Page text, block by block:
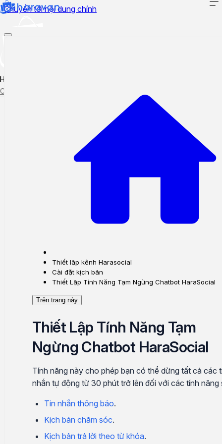
Chuyển tới nội dung chính
Hướng dẫn sử dụng
Cập nhật tính năng mới
Thiết lập kênh Harasocial
Cài đặt kịch bản
Thiết Lập Tính Năng Tạm Ngừng Chatbot HaraSocial
Trên trang này
Thiết Lập Tính Năng Tạm
Ngừng Chatbot HaraSocial
Tính năng này cho phép bạn có thể dừng tất cả các
nhắn tự động từ 30 phút trở lên đối với các tính năng
Tin nhắn thông báo.
Kịch bản chăm sóc.
Kịch bản trả lời theo từ khóa.